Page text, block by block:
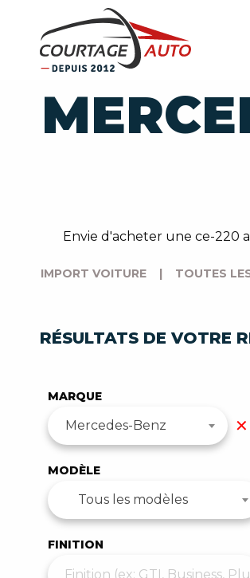
Envie d'acheter une ce-220
IMPORT VOITURE | TOUTES
RÉSULTATS DE VOTRE
MARQUE
Mercedes-Benz ✕
MODÈLE
Tous les modèles
FINITION